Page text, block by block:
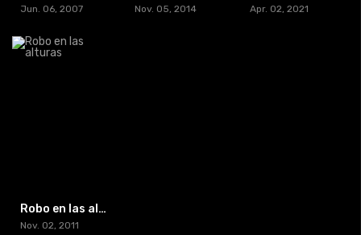
Jun. 06, 2007 Nov. 05, 2014 Apr. 02, 2021
Robo en las alturas
Nov. 02, 2011